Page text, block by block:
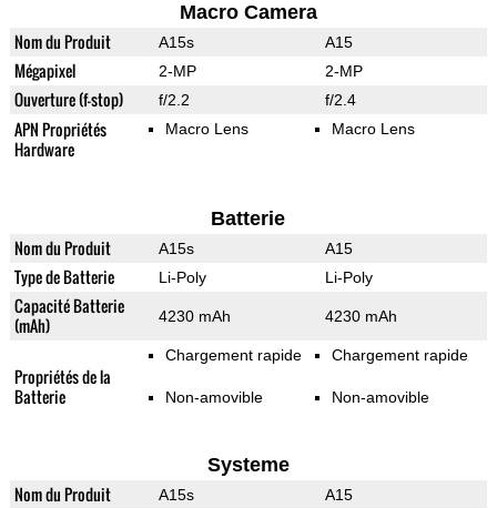
Macro Camera
Nom du Produit A15s A15
Mégapixel 2-MP 2-MP
Ouverture (f-stop) f/2.2 f/2.4
APN Propriétés
Hardware
Macro Lens Macro Lens
Batterie
Nom du Produit A15s A15
Type de Batterie Li-Poly Li-Poly
Capacité Batterie
(mAh)
4230 mAh 4230 mAh
Propriétés de la
Batterie
Chargement rapide
Non-amovible
Chargement rapide
Non-amovible
Systeme
Nom du Produit A15s A15